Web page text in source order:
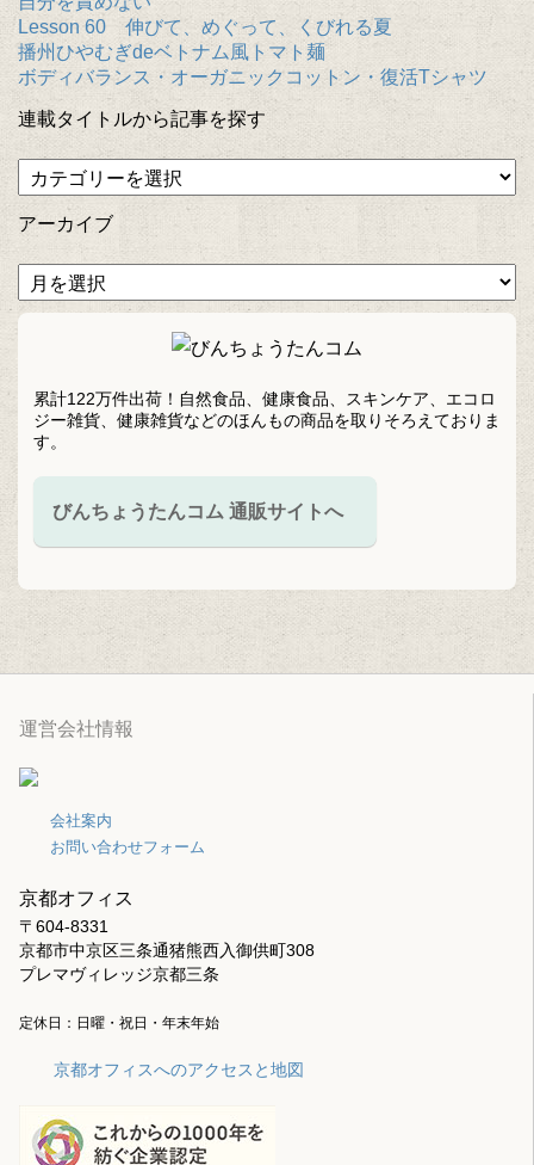
Lesson 60 伸びて、めぐって、くびれる夏
播州ひやむぎdeベトナム風トマト麺
ボディバランス・オーガニックコットン・復活Tシャツ
連載タイトルから記事を探す
アーカイブ
累計122万件出荷！自然食品、健康食品、スキンケア、エコロ
ジー雑貨、健康雑貨などのほんもの商品を取りそろえておりま
す。
びんちょうたんコム 通販サイトへ
運営会社情報
会社案内
お問い合わせフォーム
京都オフィス
〒604-8331
京都市中京区三条通猪熊西入御供町308
プレマヴィレッジ京都三条
定休日：日曜・祝日・年末年始
京都オフィスへのアクセスと地図